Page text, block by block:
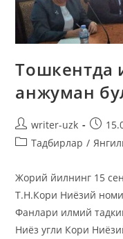
Тошкентда
анжуман
writer-uzk
Тадбирлар /
Жорий йилнинг 15
Т.Н.Кори Ниёзий
Фанлари илмий
Ниёз угли Кори